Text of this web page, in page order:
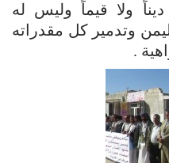
ولا قيماً وليس له
وتدمير كل مقدراته
.